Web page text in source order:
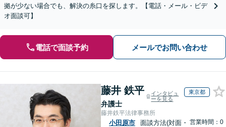
拠が少ない場合でも、解決の糸口を探します。【電話・メール・ビデ
オ面談可】
電話で面談予約 メールでお問い合わせ
藤井 鉄平
弁護士
インタビュ
ーを見る
東京都
藤井鉄平法律事務所
小田原市
面談方法(対面・ 営業時間：0